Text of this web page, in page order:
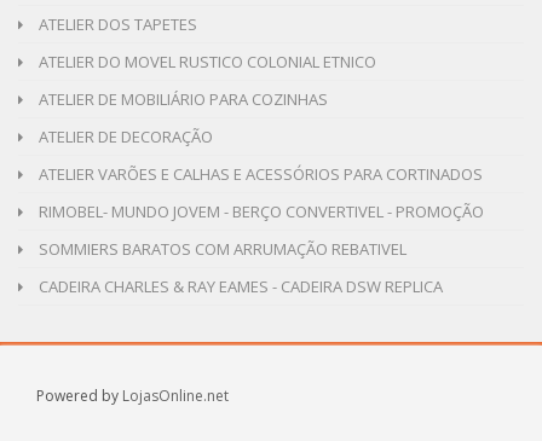
ATELIER DOS TAPETES
ATELIER DO MOVEL RUSTICO COLONIAL ETNICO
ATELIER DE MOBILIÁRIO PARA COZINHAS
ATELIER DE DECORAÇÃO
ATELIER VARÕES E CALHAS E ACESSÓRIOS PARA CORTINADOS
RIMOBEL- MUNDO JOVEM - BERÇO CONVERTIVEL - PROMOÇÃO
SOMMIERS BARATOS COM ARRUMAÇÃO REBATIVEL
CADEIRA CHARLES & RAY EAMES - CADEIRA DSW REPLICA
Powered by LojasOnline.net